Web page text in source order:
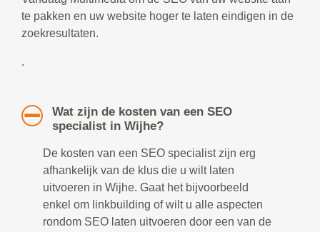
te pakken en uw website hoger te laten eindigen in de
zoekresultaten.
.
Wat zijn de kosten van een SEO
specialist in Wijhe?
De kosten van een SEO specialist zijn erg
afhankelijk van de klus die u wilt laten
uitvoeren in Wijhe. Gaat het bijvoorbeeld
enkel om linkbuilding of wilt u alle aspecten
rondom SEO laten uitvoeren door een van de